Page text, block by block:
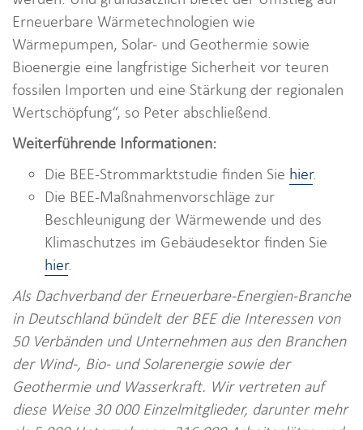
Erneuerbare Wärmetechnologien wie
Wärmepumpen, Solar- und Geothermie sowie
Bioenergie eine langfristige Sicherheit vor teuren
fossilen Importen und eine Stärkung der regionalen
Wertschöpfung“, so Peter abschließend.
Weiterführende Informationen:
Die BEE-Strommarktstudie finden Sie hier.
Die BEE-Maßnahmenvorschläge zur
Beschleunigung der Wärmewende und des
Klimaschutzes im Gebäudesektor finden Sie
hier.
Als Dachverband der Erneuerbare-Energien-Branche
in Deutschland bündelt der BEE die Interessen von
50 Verbänden und Unternehmen aus den Branchen
der Wind-, Bio- und Solarenergie sowie der
Geothermie und Wasserkraft. Wir vertreten auf
diese Weise 30 000 Einzelmitglieder, darunter mehr